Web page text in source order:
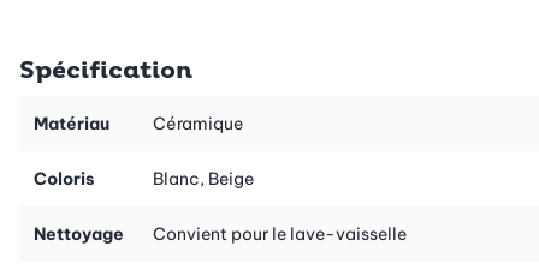
Facile à entretenir et durable
les pièces passent au lave-vaisselle et sont donc particulièrement faciles à
qui vous offre une grande flexibilité au quotidien. La robustesse du grès
pour un usage quotidien ou des occasions spéciales.
Spécification
Matériau Céramique
Coloris Blanc, Beige
Nettoyage Convient pour le lave-vaisselle